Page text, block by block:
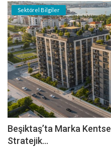
Sektörel Bilgiler
Beşiktaş’ta Marka
Stratejik...